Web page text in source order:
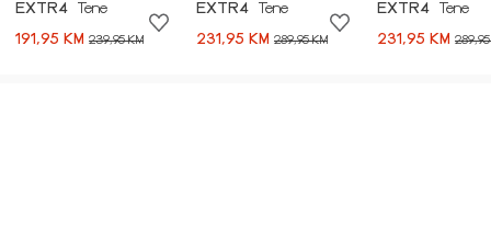
EXTR4
Tene
191,95 KM 239,95 KM
EXTR4
Tene
231,95 KM 289,95 KM
EXTR4
Tene
231,95 KM 289,95